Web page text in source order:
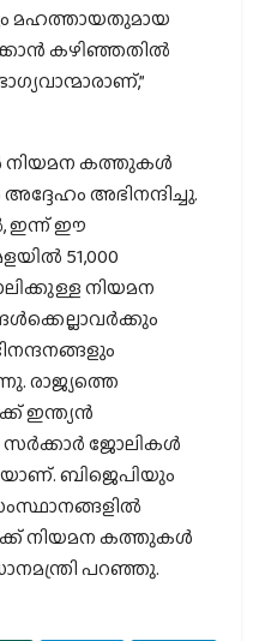
മഹത്തായതുമായ
കഴിഞ്ഞതിൽ
നിയമന കത്തുകൾ
അഭിനന്ദിച്ചു.
ഇന്ന് ഈ
51,000
നിയമന
രാജ്യത്തെ
ഇന്ത്യൻ
ജോലികൾ
ബിജെപിയും
നിയമന കത്തുകൾ
പറഞ്ഞു.